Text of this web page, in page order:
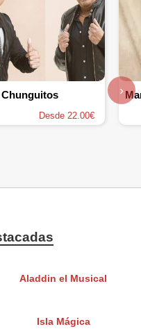
Chunguitos
Desde 22.00€
›
Aladdin el Musical
Isla Mágica